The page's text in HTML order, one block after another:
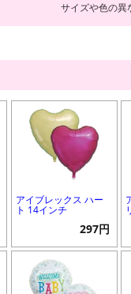
サイズや色の異
アイブレックス ハー
ト 14インチ
297円